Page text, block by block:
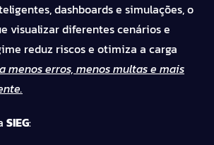
dashboards e simulações, o
visualizar diferentes cenários e
reduz riscos e otimiza a carga
menos erros, menos multas e mais
SIEG: